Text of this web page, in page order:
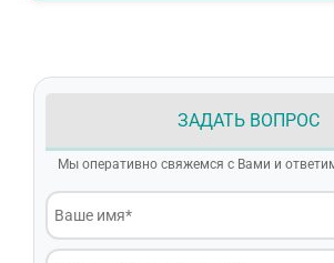
ЗАДАТЬ ВОПРОС
Мы оперативно свяжемся с Вами и